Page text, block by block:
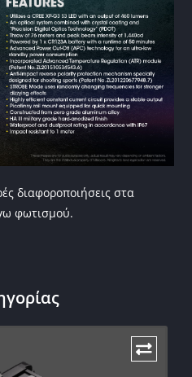
διαφοροποιήσεις στα
φωτισμού.